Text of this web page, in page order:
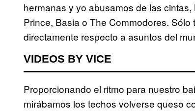
hermanas y yo abusamos de las
Prince, Basia o The Commodores.
directamente respecto a asuntos del
VIDEOS BY VICE
Proporcionando el ritmo para nuestro
mirábamos los techos volverse queso